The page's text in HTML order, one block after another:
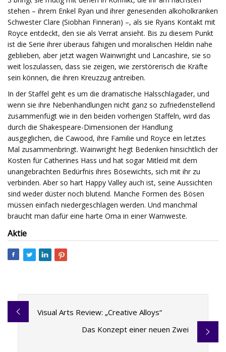
stehen – ihrem Enkel Ryan und ihrer genesenden alkoholkranken
Schwester Clare (Siobhan Finneran) –, als sie Ryans Kontakt mit
Royce entdeckt, den sie als Verrat ansieht. Bis zu diesem Punkt
ist die Serie ihrer überaus fähigen und moralischen Heldin nahe
geblieben, aber jetzt wagen Wainwright und Lancashire, sie so
weit loszulassen, dass sie zeigen, wie zerstörerisch die Kräfte
sein können, die ihren Kreuzzug antreiben.
In der Staffel geht es um die dramatische Halsschlagader, und
wenn sie ihre Nebenhandlungen nicht ganz so zufriedenstellend
zusammenfügt wie in den beiden vorherigen Staffeln, wird das
durch die Shakespeare-Dimensionen der Handlung
ausgeglichen, die Cawood, ihre Familie und Royce ein letztes
Mal zusammenbringt. Wainwright hegt Bedenken hinsichtlich der
Kosten für Catherines Hass und hat sogar Mitleid mit dem
unangebrachten Bedürfnis ihres Bösewichts, sich mit ihr zu
verbinden. Aber so hart Happy Valley auch ist, seine Aussichten
sind weder düster noch blutend. Manche Formen des Bösen
müssen einfach niedergeschlagen werden. Und manchmal
braucht man dafür eine harte Oma in einer Warnweste.
Aktie
Visual Arts Review: „Creative Alloys“
Das Konzept einer neuen Zwei